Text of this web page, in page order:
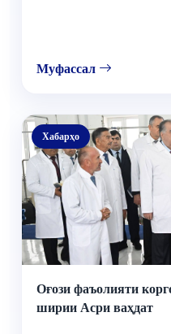
Муфассал
Хабарҳо
Оғози фаъолияти
ширии Асри ваҳдат